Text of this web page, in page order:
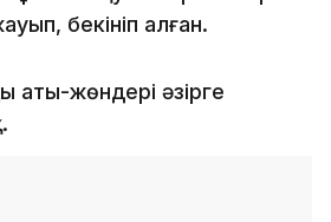
бекініп алған.
аты-жөндері әзірге